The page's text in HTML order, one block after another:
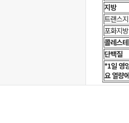
지방
트랜스
포화지방
콜레스
단백질
*1일 영
요 열량